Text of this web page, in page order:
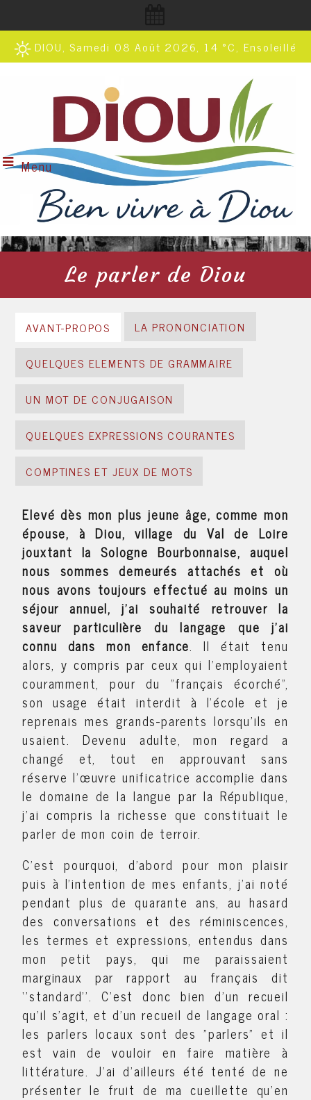
DIOU, Samedi 08 Août 2026, 14 °C, Ensoleillé
Menu
Le parler de Diou
AVANT-PROPOS
LA PRONONCIATION
QUELQUES ELEMENTS DE GRAMMAIRE
UN MOT DE CONJUGAISON
QUELQUES EXPRESSIONS COURANTES
COMPTINES ET JEUX DE MOTS
Elevé dès mon plus jeune âge, comme mon
épouse, à Diou, village du Val de Loire
jouxtant la Sologne Bourbonnaise, auquel
nous sommes demeurés attachés et où
nous avons toujours effectué au moins un
séjour annuel, j'ai souhaité retrouver la
saveur particulière du langage que j'ai
connu dans mon enfance. Il était tenu
alors, y compris par ceux qui l'employaient
couramment, pour du "français écorché",
son usage était interdit à l'école et je
reprenais mes grands-parents lorsqu'ils en
usaient. Devenu adulte, mon regard a
changé et, tout en approuvant sans
réserve l'œuvre unificatrice accomplie dans
le domaine de la langue par la République,
j'ai compris la richesse que constituait le
parler de mon coin de terroir.
C'est pourquoi, d'abord pour mon plaisir
puis à l'intention de mes enfants, j'ai noté
pendant plus de quarante ans, au hasard
des conversations et des réminiscences,
les termes et expressions, entendus dans
mon petit pays, qui me paraissaient
marginaux par rapport au français dit
‘’standard’’. C'est donc bien d'un recueil
qu'il s'agit, et d'un recueil de langage oral :
les parlers locaux sont des "parlers" et il
est vain de vouloir en faire matière à
littérature. J'ai d'ailleurs été tenté de ne
présenter le fruit de ma cueillette qu'en